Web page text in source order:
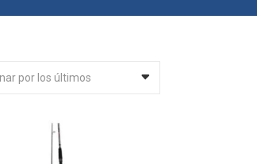
por los últimos